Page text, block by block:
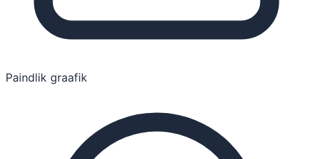
Paindlik graafik